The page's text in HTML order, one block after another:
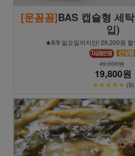
[문꼼꼼]BAS 캡슐형 세
입)
★8/9 일요일까지만! 29,200원 할
49,000원
19,800원
★★★★★ (9)